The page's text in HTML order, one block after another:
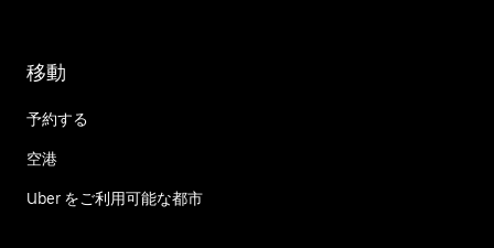
移動
予約する
空港
Uber をご利用可能な都市